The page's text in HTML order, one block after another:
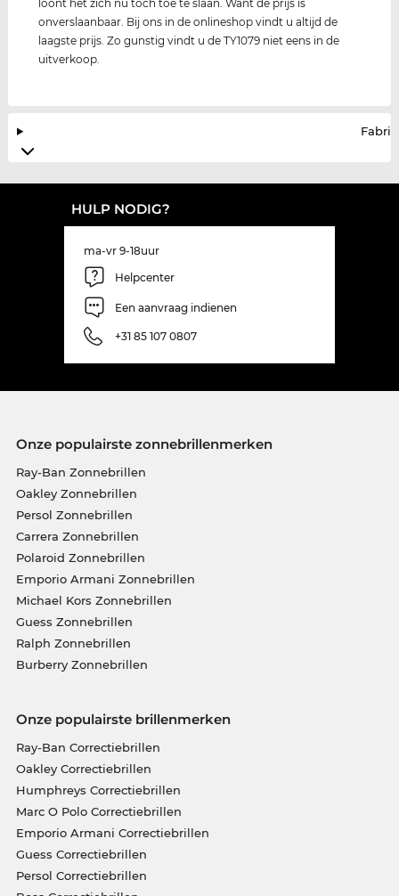
loont het zich nu toch toe te slaan. Want de prijs is
onverslaanbaar. Bij ons in de onlineshop vindt u altijd de
laagste prijs. Zo gunstig vindt u de TY1079 niet eens in de
uitverkoop.
HULP NODIG?
ma-vr 9-18uur
Helpcenter
Een aanvraag indienen
+31 85 107 0807
Onze populairste zonnebrillenmerken
Ray-Ban Zonnebrillen
Oakley Zonnebrillen
Persol Zonnebrillen
Carrera Zonnebrillen
Polaroid Zonnebrillen
Emporio Armani Zonnebrillen
Michael Kors Zonnebrillen
Guess Zonnebrillen
Ralph Zonnebrillen
Burberry Zonnebrillen
Onze populairste brillenmerken
Ray-Ban Correctiebrillen
Oakley Correctiebrillen
Humphreys Correctiebrillen
Marc O Polo Correctiebrillen
Emporio Armani Correctiebrillen
Guess Correctiebrillen
Persol Correctiebrillen